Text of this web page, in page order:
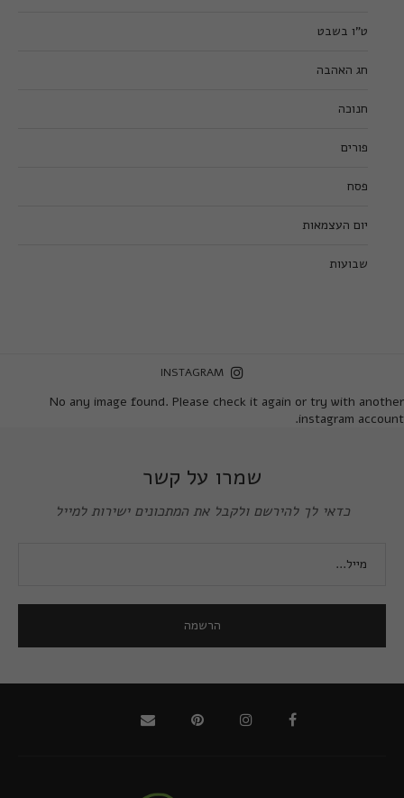
ט”ו בשבט
חג האהבה
חנוכה
פורים
פסח
יום העצמאות
שבועות
INSTAGRAM
No any image found. Please check it again or try with another
instagram account.
שמרו על קשר
כדאי לך להירשם ולקבל את המתכונים ישירות למייל